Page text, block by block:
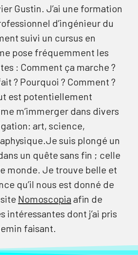
Gustin. J’ai une formation
d’ingénieur du
suivi un cursus en
pose fréquemment les
: Comment ça marche ?
? Pourquoi ? Comment ?
est potentiellement
m’immerger dans divers
art, science,
suis plongé un
un quête sans fin ; celle
monde. Je trouve belle et
qu’il nous est donné de
Nomoscopiaafin de
intéressantes dont j’ai pris
faisant.